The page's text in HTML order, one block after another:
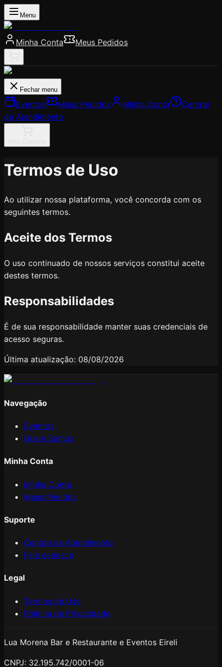
Menu
Minha Conta Meus Pedidos
Fechar menu
Eventos Meus Pedidos Minha Conta
Central
de Atendimento
Termos de Uso
Ao utilizar nossa plataforma, você concorda com os
seguintes termos.
Aceite dos Termos
O uso continuado de nossos serviços constitui aceite
destes termos.
Responsabilidades
É de sua responsabilidade manter suas credenciais de
acesso seguras.
Última atualização: 08/08/2026
Navegação
Eventos
Quem Somos
Minha Conta
Minha Conta
Meus Pedidos
Suporte
Central de Atendimento
Fale conosco
Legal
Termos de Uso
Política de Privacidade
Lua Morena Bar e Restaurante e Eventos Eireli
CNPJ: 32.195.742/0001-06